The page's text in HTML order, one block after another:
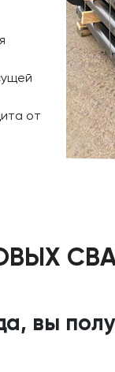
от
вы